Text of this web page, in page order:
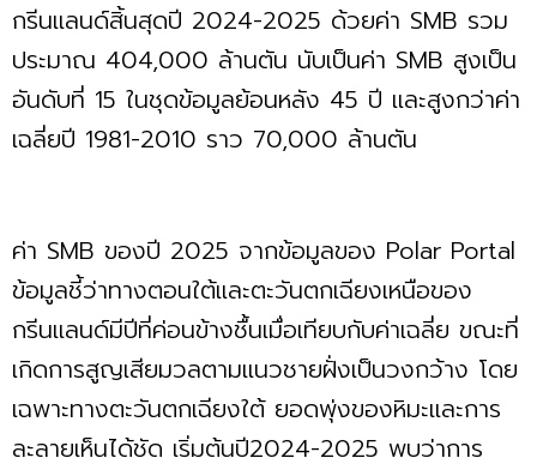
กรีนแลนด์สิ้นสุดปี 2024-2025 ด้วยค่า SMB รวม
ประมาณ 404,000 ล้านตัน นับเป็นค่า SMB สูงเป็น
อันดับที่ 15 ในชุดข้อมูลย้อนหลัง 45 ปี และสูงกว่าค่า
เฉลี่ยปี 1981-2010 ราว 70,000 ล้านตัน
ค่า SMB ของปี 2025 จากข้อมูลของ Polar Portal
ข้อมูลชี้ว่าทางตอนใต้และตะวันตกเฉียงเหนือของ
กรีนแลนด์มีปีที่ค่อนข้างชื้นเมื่อเทียบกับค่าเฉลี่ย ขณะที่
เกิดการสูญเสียมวลตามแนวชายฝั่งเป็นวงกว้าง โดย
เฉพาะทางตะวันตกเฉียงใต้ ยอดพุ่งของหิมะและการ
ละลายเห็นได้ชัด เริ่มต้นปี2024-2025 พบว่าการ